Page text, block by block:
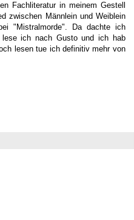
Fachliteratur in meinem Gestell
zwischen Männlein und Weiblein
"Mistralmorde". Da dachte ich
lese ich nach Gusto und ich hab
lesen tue ich definitiv mehr von